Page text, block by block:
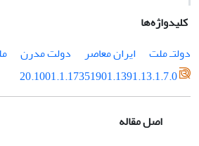
کلیدواژه‌ها
دولتـ ملت
ایران معاصر دولت مدرن
20.1001.1.17351901.1391.13.1.7.0
اصل مقاله